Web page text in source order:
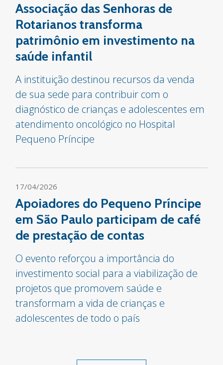
Associação das Senhoras de
Rotarianos transforma
patrimônio em investimento na
saúde infantil
A instituição destinou recursos da venda
de sua sede para contribuir com o
diagnóstico de crianças e adolescentes em
atendimento oncológico no Hospital
Pequeno Príncipe
17/04/2026
Apoiadores do Pequeno Príncipe
em São Paulo participam de café
de prestação de contas
O evento reforçou a importância do
investimento social para a viabilização de
projetos que promovem saúde e
transformam a vida de crianças e
adolescentes de todo o país